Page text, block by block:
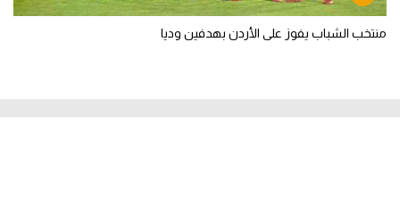
منتخب الشباب يفوز على الأردن بهدفين وديا